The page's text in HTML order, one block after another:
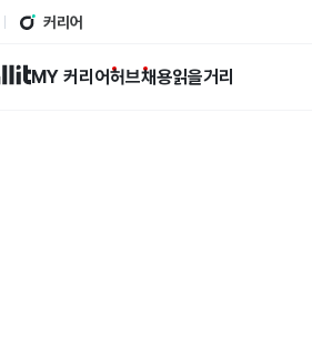
커리어
MY 커리어허브채용읽을거리